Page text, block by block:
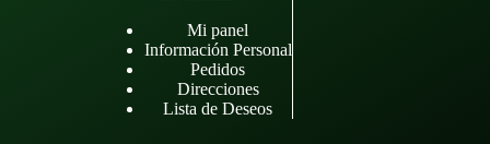
Mi panel
Información Personal
Pedidos
Direcciones
Lista de Deseos